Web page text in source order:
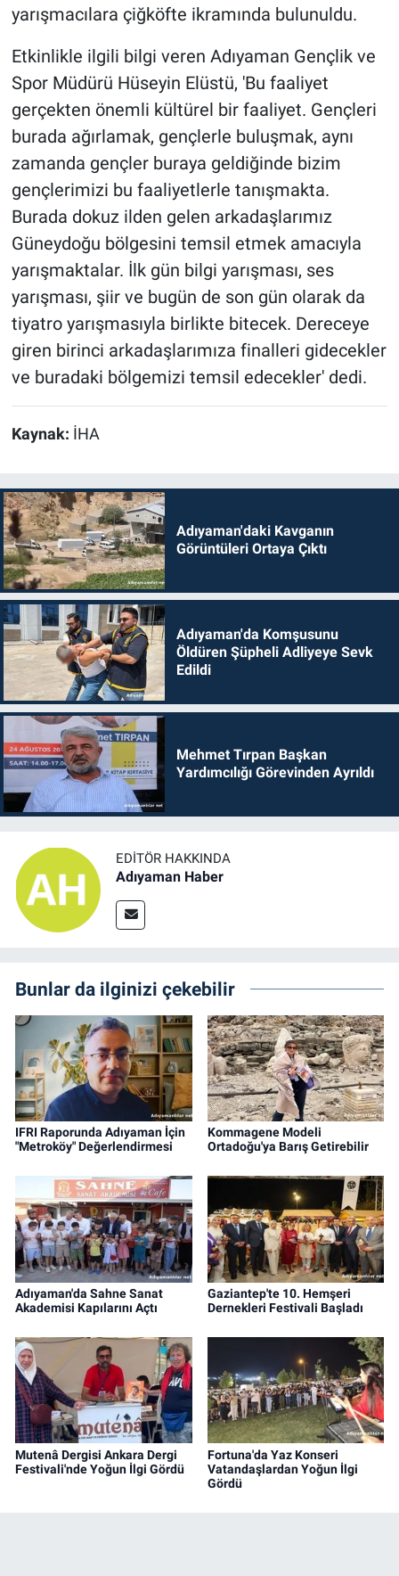
yarışmacılara çiğköfte ikramında bulunuldu.
Etkinlikle ilgili bilgi veren Adıyaman Gençlik ve
Spor Müdürü Hüseyin Elüstü, 'Bu faaliyet
gerçekten önemli kültürel bir faaliyet. Gençleri
burada ağırlamak, gençlerle buluşmak, aynı
zamanda gençler buraya geldiğinde bizim
gençlerimizi bu faaliyetlerle tanışmakta.
Burada dokuz ilden gelen arkadaşlarımız
Güneydoğu bölgesini temsil etmek amacıyla
yarışmaktalar. İlk gün bilgi yarışması, ses
yarışması, şiir ve bugün de son gün olarak da
tiyatro yarışmasıyla birlikte bitecek. Dereceye
giren birinci arkadaşlarımıza finalleri gidecekler
ve buradaki bölgemizi temsil edecekler' dedi.
Kaynak: İHA
Adıyaman'daki Kavganın
Görüntüleri Ortaya Çıktı
Adıyaman'da Komşusunu
Öldüren Şüpheli Adliyeye Sevk
Edildi
Mehmet Tırpan Başkan
Yardımcılığı Görevinden Ayrıldı
EDITÖR HAKKINDA
Adıyaman Haber
Bunlar da ilginizi çekebilir
IFRI Raporunda Adıyaman İçin
"Metroköy" Değerlendirmesi
Kommagene Modeli
Ortadoğu'ya Barış Getirebilir
Adıyaman'da Sahne Sanat
Akademisi Kapılarını Açtı
Gaziantep'te 10. Hemşeri
Dernekleri Festivali Başladı
Mutenâ Dergisi Ankara Dergi
Festivali'nde Yoğun İlgi Gördü
Fortuna'da Yaz Konseri
Vatandaşlardan Yoğun İlgi
Gördü